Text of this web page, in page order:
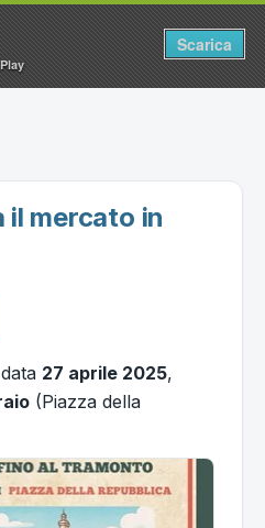
il mercato in
27 aprile 2025,
(Piazza della
Scarica